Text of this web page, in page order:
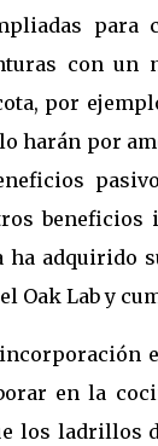
con un
por
harán por
ha
Oak Lab y
en la
los